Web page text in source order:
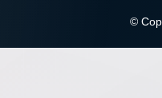
©